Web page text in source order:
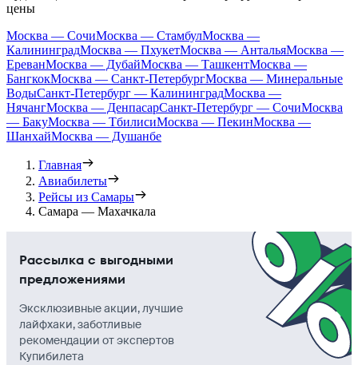
цены
Москва — СочиМосква — СтамбулМосква —
КалининградМосква — ПхукетМосква — АнтальяМосква —
ЕреванМосква — ДубайМосква — ТашкентМосква —
БангкокМосква — Санкт-ПетербургМосква — Минеральные
ВодыСанкт-Петербург — КалининградМосква —
НячангМосква — ДенпасарСанкт-Петербург — СочиМосква
— БакуМосква — ТбилисиМосква — ПекинМосква —
ШанхайМосква — Душанбе
Главная
Авиабилеты
Рейсы из Самары
Самара — Махачкала
Рассылка с выгодными
предложениями
Эксклюзивные акции, лучшие
лайфхаки, заботливые
рекомендации от экспертов
Купибилета